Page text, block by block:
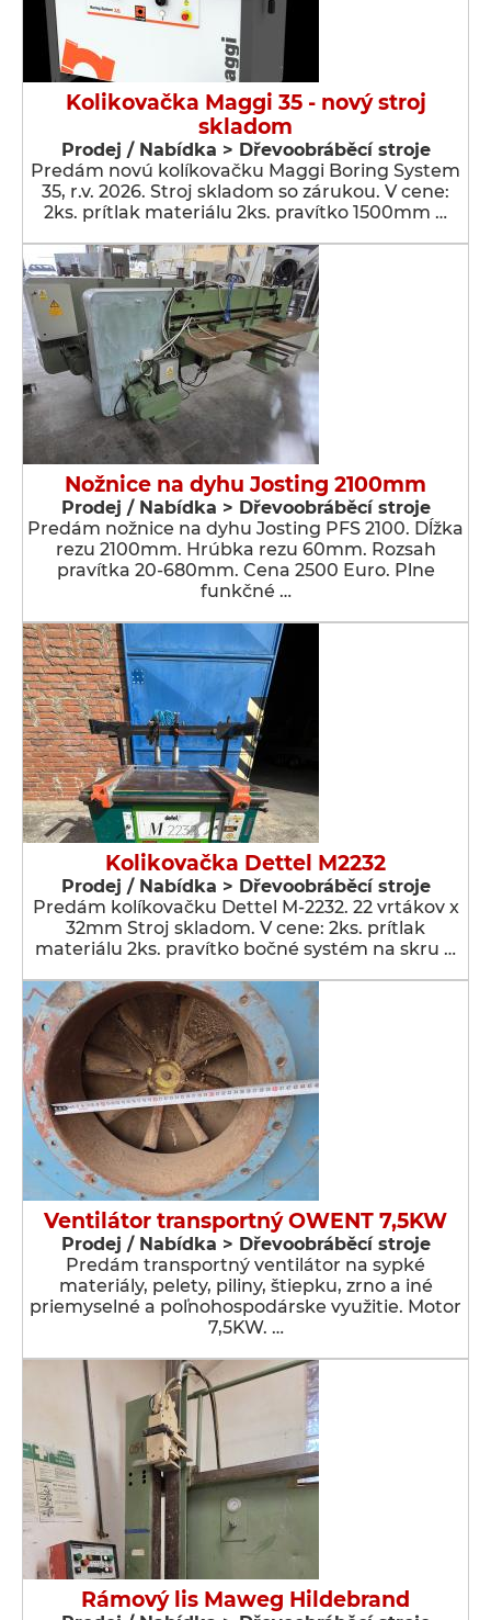
Kolikovačka Maggi 35 - nový stroj
skladom
Prodej / Nabídka > Dřevoobráběcí stroje
Predám novú kolíkovačku Maggi Boring System
35, r.v. 2026. Stroj skladom so zárukou. V cene:
2ks. prítlak materiálu 2ks. pravítko 1500mm …
Nožnice na dyhu Josting 2100mm
Prodej / Nabídka > Dřevoobráběcí stroje
Predám nožnice na dyhu Josting PFS 2100. Dĺžka
rezu 2100mm. Hrúbka rezu 60mm. Rozsah
pravítka 20-680mm. Cena 2500 Euro. Plne
funkčné …
Kolikovačka Dettel M2232
Prodej / Nabídka > Dřevoobráběcí stroje
Predám kolíkovačku Dettel M-2232. 22 vrtákov x
32mm Stroj skladom. V cene: 2ks. prítlak
materiálu 2ks. pravítko bočné systém na skru …
Ventilátor transportný OWENT 7,5KW
Prodej / Nabídka > Dřevoobráběcí stroje
Predám transportný ventilátor na sypké
materiály, pelety, piliny, štiepku, zrno a iné
priemyselné a poľnohospodárske využitie. Motor
7,5KW. …
Rámový lis Maweg Hildebrand